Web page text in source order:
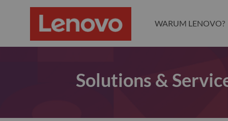
WARUM LENOVO?
Solutions &